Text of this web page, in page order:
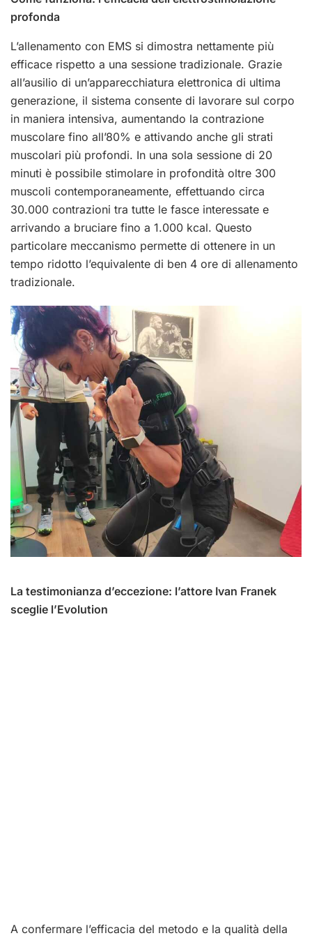
profonda
L’allenamento con EMS si dimostra nettamente più
efficace rispetto a una sessione tradizionale. Grazie
all’ausilio di un’apparecchiatura elettronica di ultima
generazione, il sistema consente di lavorare sul corpo
in maniera intensiva, aumentando la contrazione
muscolare fino all’80% e attivando anche gli strati
muscolari più profondi. In una sola sessione di 20
minuti è possibile stimolare in profondità oltre 300
muscoli contemporaneamente, effettuando circa
30.000 contrazioni tra tutte le fasce interessate e
arrivando a bruciare fino a 1.000 kcal. Questo
particolare meccanismo permette di ottenere in un
tempo ridotto l’equivalente di ben 4 ore di allenamento
tradizionale.
La testimonianza d’eccezione: l’attore Ivan Franek
sceglie l’Evolution
A confermare l’efficacia del metodo e la qualità della